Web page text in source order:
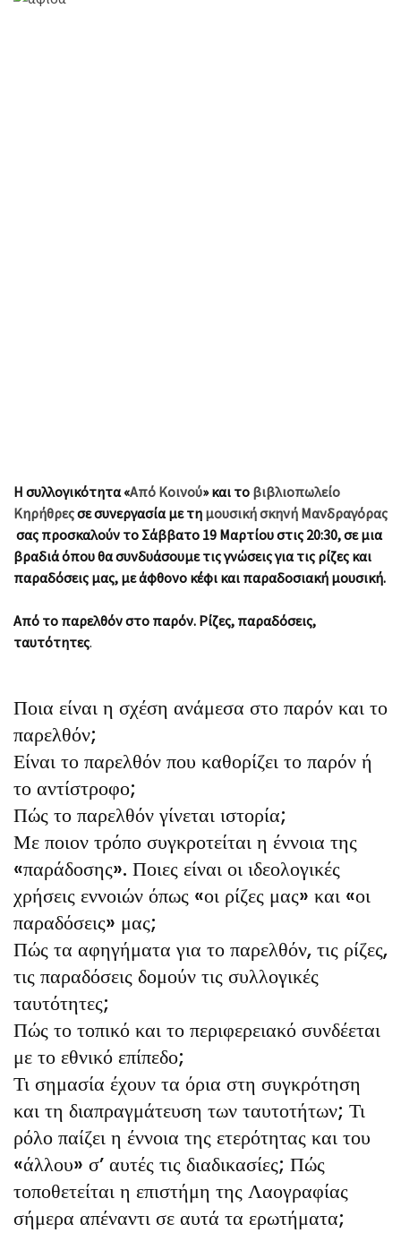
Η συλλογικότητα «Από Κοινού» και το βιβλιοπωλείο
Κηρήθρεςσε συνεργασία με τη μουσική σκηνή Μανδραγόρας
σας προσκαλούν το Σάββατο 19 Μαρτίου στις 20:30, σε μια
βραδιά όπου θα συνδυάσουμε τις γνώσεις για τις ρίζες και
παραδόσεις μας, με άφθονο κέφι και παραδοσιακή μουσική.
Από το παρελθόν στο παρόν. Ρίζες, παραδόσεις,
ταυτότητες.
Ποια είναι η σχέση ανάμεσα στο παρόν και το
παρελθόν;
Είναι το παρελθόν που καθορίζει το παρόν ή
το αντίστροφο;
Πώς το παρελθόν γίνεται ιστορία;
Με ποιον τρόπο συγκροτείται η έννοια της
«παράδοσης». Ποιες είναι οι ιδεολογικές
χρήσεις εννοιών όπως «οι ρίζες μας» και «οι
παραδόσεις» μας;
Πώς τα αφηγήματα για το παρελθόν, τις ρίζες,
τις παραδόσεις δομούν τις συλλογικές
ταυτότητες;
Πώς το τοπικό και το περιφερειακό συνδέεται
με το εθνικό επίπεδο;
Τι σημασία έχουν τα όρια στη συγκρότηση
και τη διαπραγμάτευση των ταυτοτήτων; Τι
ρόλο παίζει η έννοια της ετερότητας και του
«άλλου» σ’ αυτές τις διαδικασίες; Πώς
τοποθετείται η επιστήμη της Λαογραφίας
σήμερα απέναντι σε αυτά τα ερωτήματα;